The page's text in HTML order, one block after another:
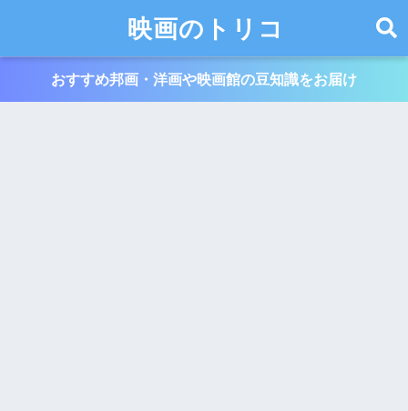
映画のトリコ
おすすめ邦画・洋画や映画館の豆知識をお届け